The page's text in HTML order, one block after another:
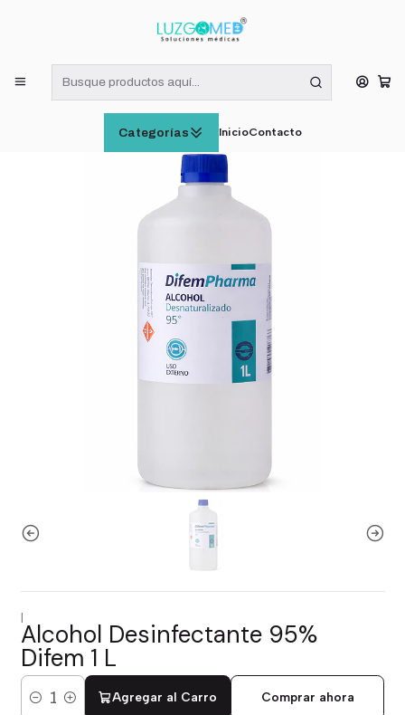
Categorías InicioContacto
¡RECIBE HOY! COMPRAS DE LUNES A VIERNES HASTA LAS 16:00
Inicio
INSUMOS MÉDICOS
Alcohol Desinfectante 95% Difem 1 L
Alcohol Desinfectante 95%
Difem 1 L
Cantidad
Agregar al Carro Comprar ahora